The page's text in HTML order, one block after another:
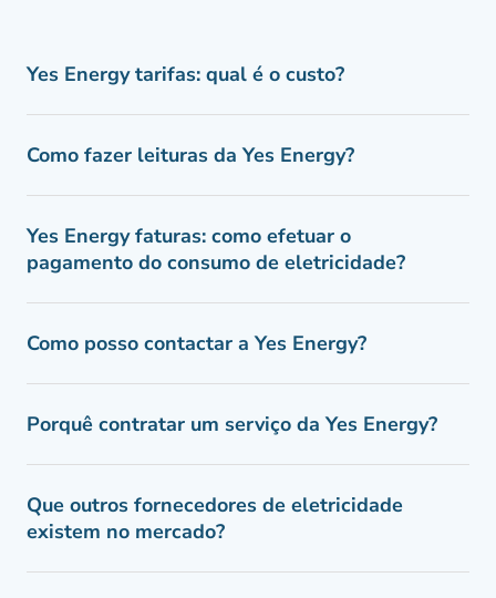
Yes Energy tarifas: qual é o custo?
Como fazer leituras da Yes Energy?
Yes Energy faturas: como efetuar o
pagamento do consumo de eletricidade?
Como posso contactar a Yes Energy?
Porquê contratar um serviço da Yes Energy?
Que outros fornecedores de eletricidade
existem no mercado?